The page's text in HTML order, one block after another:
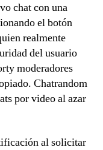
chat con una
el botón
realmente
del usuario
moderadores
Chatrandom
por video al azar
al solicitar